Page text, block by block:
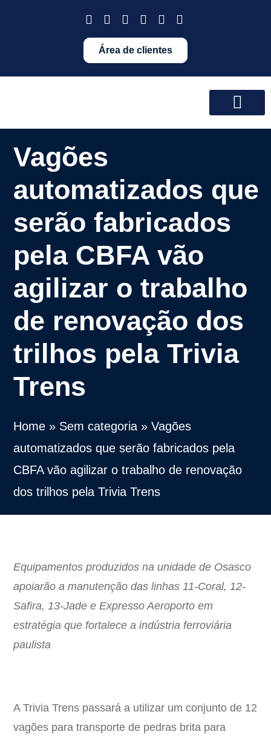
Área de clientes
Vagões
automatizados que
serão fabricados
pela CBFA vão
agilizar o trabalho
de renovação dos
trilhos pela Trivia
Trens
Home » Sem categoria » Vagões
automatizados que serão fabricados pela
CBFA vão agilizar o trabalho de renovação
dos trilhos pela Trivia Trens
Equipamentos produzidos na unidade de Osasco
apoiarão a manutenção das linhas 11-Coral, 12-
Safira, 13-Jade e Expresso Aeroporto em
estratégia que fortalece a indústria ferroviária
paulista
A Trivia Trens passará a utilizar um conjunto de 12
vagões para transporte de pedras brita para